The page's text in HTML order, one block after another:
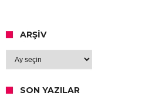
ARŞIV
SON YAZILAR